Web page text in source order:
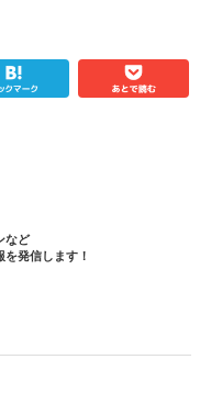
など
発信します！